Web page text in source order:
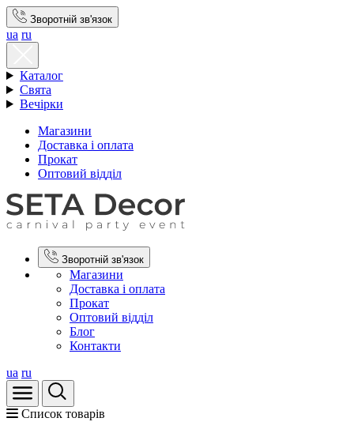
Зворотній зв'язок
ua ru
Каталог
Свята
Вечірки
Магазини
Доставка і оплата
Прокат
Оптовий відділ
Зворотній зв'язок
Магазини
Доставка і оплата
Прокат
Оптовий відділ
Блог
Контакти
ua ru
Список товарів